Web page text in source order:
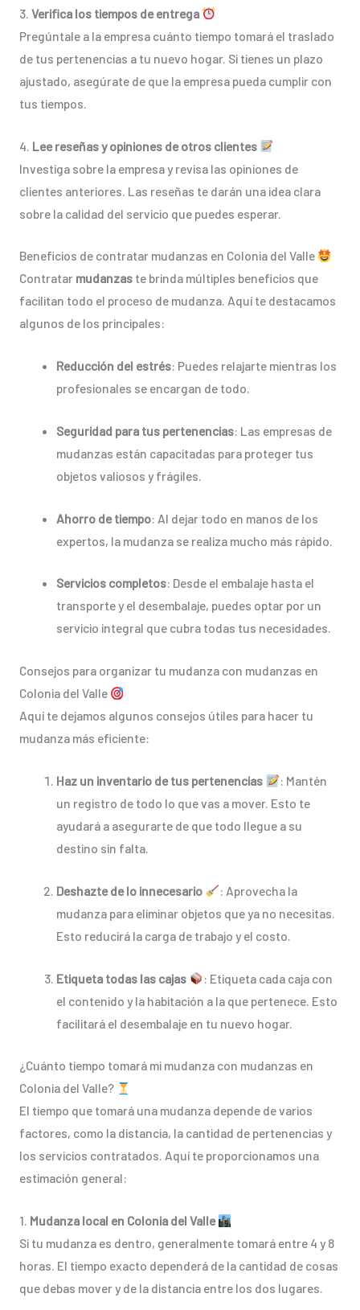
3. Verifica los tiempos de entrega
Pregúntale a la empresa cuánto tiempo tomará el traslado
de tus pertenencias a tu nuevo hogar. Si tienes un plazo
ajustado, asegúrate de que la empresa pueda cumplir con
tus tiempos.
4. Lee reseñas y opiniones de otros clientes
Investiga sobre la empresa y revisa las opiniones de
clientes anteriores. Las reseñas te darán una idea clara
sobre la calidad del servicio que puedes esperar.
Beneficios de contratar mudanzas en Colonia del Valle
Contratar mudanzas te brinda múltiples beneficios que
facilitan todo el proceso de mudanza. Aquí te destacamos
algunos de los principales:
Reducción del estrés: Puedes relajarte mientras los
profesionales se encargan de todo.
Seguridad para tus pertenencias: Las empresas de
mudanzas están capacitadas para proteger tus
objetos valiosos y frágiles.
Ahorro de tiempo: Al dejar todo en manos de los
expertos, la mudanza se realiza mucho más rápido.
Servicios completos: Desde el embalaje hasta el
transporte y el desembalaje, puedes optar por un
servicio integral que cubra todas tus necesidades.
Consejos para organizar tu mudanza con mudanzas en
Colonia del Valle
Aquí te dejamos algunos consejos útiles para hacer tu
mudanza más eficiente:
Haz un inventario de tus pertenencias
: Mantén
un registro de todo lo que vas a mover. Esto te
ayudará a asegurarte de que todo llegue a su
destino sin falta.
Deshazte de lo innecesario
: Aprovecha la
mudanza para eliminar objetos que ya no necesitas.
Esto reducirá la carga de trabajo y el costo.
Etiqueta todas las cajas
: Etiqueta cada caja con
el contenido y la habitación a la que pertenece. Esto
facilitará el desembalaje en tu nuevo hogar.
¿Cuánto tiempo tomará mi mudanza con mudanzas en
Colonia del Valle?
El tiempo que tomará una mudanza depende de varios
factores, como la distancia, la cantidad de pertenencias y
los servicios contratados. Aquí te proporcionamos una
estimación general:
1. Mudanza local en Colonia del Valle
Si tu mudanza es dentro, generalmente tomará entre 4 y 8
horas. El tiempo exacto dependerá de la cantidad de cosas
que debas mover y de la distancia entre los dos lugares.